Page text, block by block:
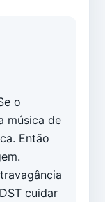
o
música de
Então
cuidar